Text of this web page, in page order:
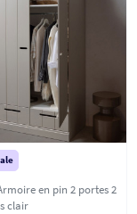
en pin 2 portes 2
clair